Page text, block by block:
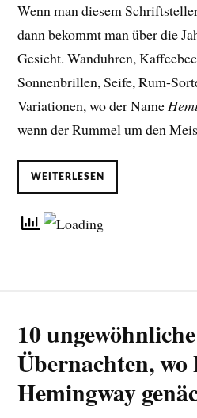
Wenn man diesem
dann bekommt man über die
Gesicht. Wanduhren,
Sonnenbrillen, Seife, Rum-
Variationen, wo der Name
wenn der Rummel um den
WEITERLESEN
10
Übernachten, wo
Hemingway